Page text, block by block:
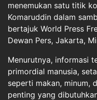
menemukan satu titik
Komaruddin dalam
bertajuk World Press
Dewan Pers, Jakarta,
Menurutnya, informasi
primordial manusia,
seperti makan, minum,
penting yang